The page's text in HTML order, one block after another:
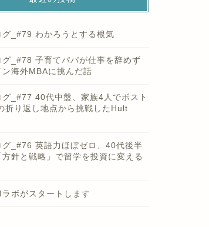
グ_#79 わかろうとする根気
グ_#78 子育てパパが仕事を辞めず
ン海外MBAに挑んだ話
グ_#77 40代中盤、家族4人でボスト
折り返し地点から挑戦したHult
グ_#76 英語力ほぼゼロ、40代後半
針と戦略」で留学を投資に変える
ボがスタートします